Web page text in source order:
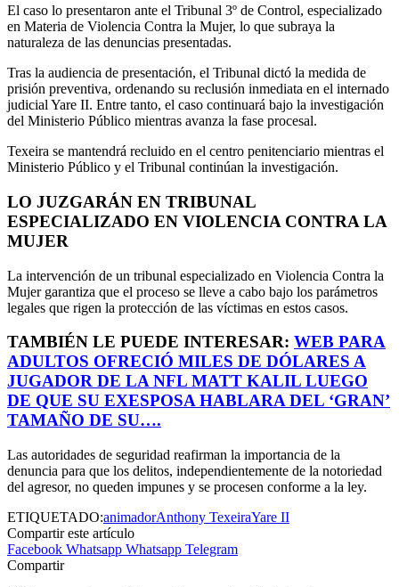
El caso lo presentaron ante el Tribunal 3º de Control, especializado
en Materia de Violencia Contra la Mujer, lo que subraya la
naturaleza de las denuncias presentadas.
Tras la audiencia de presentación, el Tribunal dictó la medida de
prisión preventiva, ordenando su reclusión inmediata en el internado
judicial Yare II. Entre tanto, el caso continuará bajo la investigación
del Ministerio Público mientras avanza la fase procesal.
Texeira se mantendrá recluido en el centro penitenciario mientras el
Ministerio Público y el Tribunal continúan la investigación.
LO JUZGARÁN EN TRIBUNAL
ESPECIALIZADO EN VIOLENCIA CONTRA LA
MUJER
La intervención de un tribunal especializado en Violencia Contra la
Mujer garantiza que el proceso se lleve a cabo bajo los parámetros
legales que rigen la protección de las víctimas en estos casos.
TAMBIÉN LE PUEDE INTERESAR: WEB PARA
ADULTOS OFRECIÓ MILES DE DÓLARES A
JUGADOR DE LA NFL MATT KALIL LUEGO
DE QUE SU EXESPOSA HABLARA DEL ‘GRAN’
TAMAÑO DE SU….
Las autoridades de seguridad reafirman la importancia de la
denuncia para que los delitos, independientemente de la notoriedad
del agresor, no queden impunes y se procesen conforme a la ley.
ETIQUETADO:animadorAnthony TexeiraYare II
Compartir este artículo
Facebook Whatsapp Whatsapp Telegram
Compartir